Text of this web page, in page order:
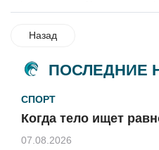
Назад
ПОСЛЕДНИЕ
СПОРТ
Когда тело ищет
07.08.2026